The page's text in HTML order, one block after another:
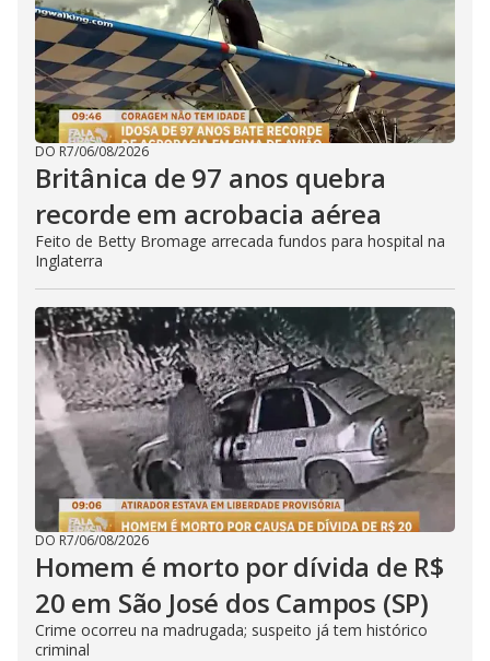
DO R7/06/08/2026
Britânica de 97 anos quebra
recorde em acrobacia aérea
Feito de Betty Bromage arrecada fundos para hospital na
Inglaterra
DO R7/06/08/2026
Homem é morto por dívida de R$
20 em São José dos Campos (SP)
Crime ocorreu na madrugada; suspeito já tem histórico
criminal